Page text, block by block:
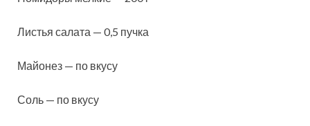
Листья салата — 0,5 пучка
Майонез — по вкусу
Соль — по вкусу